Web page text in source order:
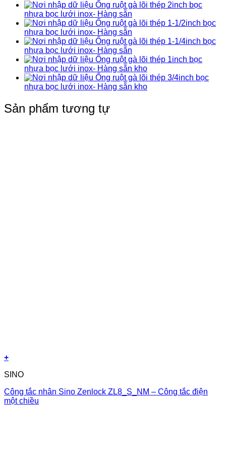
Ống ruột gà lõi thép 2inch bọc
nhựa bọc lưới inox- Hàng sẵn
Ống ruột gà lõi thép 1-1/2inch bọc
nhựa bọc lưới inox- Hàng sẵn
Ống ruột gà lõi thép 1-1/4inch bọc
nhựa bọc lưới inox- Hàng sẵn
Ống ruột gà lõi thép 1inch bọc
nhựa bọc lưới inox- Hàng sẵn kho
Ống ruột gà lõi thép 3/4inch bọc
nhựa bọc lưới inox- Hàng sẵn kho
Sản phẩm tương tự
+
SINO
Công tắc nhân Sino Zenlock ZL8_S_NM – Công tắc điện
một chiều